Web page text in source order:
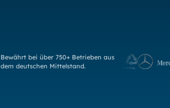
Bewährt bei über 750+ Betrieben aus
dem deutschen Mittelstand.